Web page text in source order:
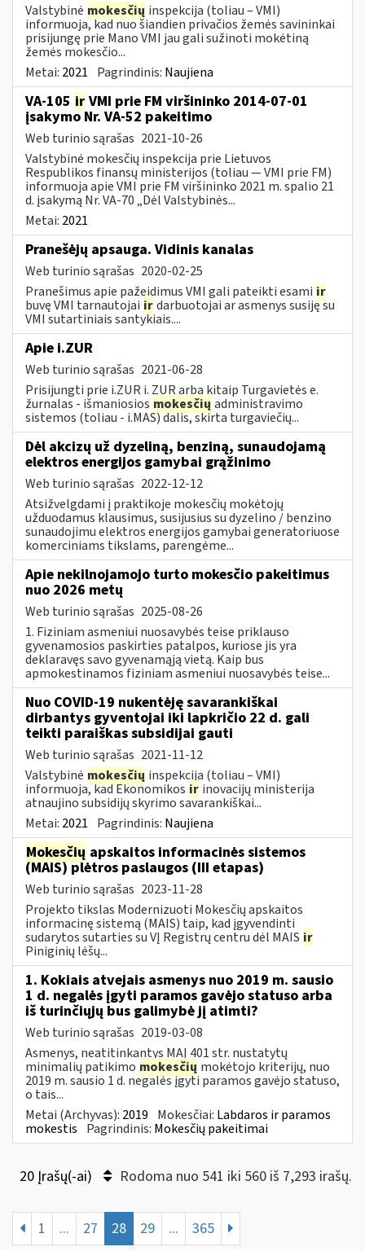
Valstybinė mokesčių inspekcija (toliau – VMI)
informuoja, kad nuo šiandien privačios žemės savininkai
prisijungę prie Mano VMI jau gali sužinoti mokėtiną
žemės mokesčio...
Metai: 2021 Pagrindinis: Naujiena
VA-105 ir VMI prie FM viršininko 2014-07-01
įsakymo Nr. VA-52 pakeitimo
Web turinio sąrašas 2021-10-26
Valstybinė mokesčių inspekcija prie Lietuvos
Respublikos finansų ministerijos (toliau ― VMI prie FM)
informuoja apie VMI prie FM viršininko 2021 m. spalio 21
d. įsakymą Nr. VA-70 „Dėl Valstybinės...
Metai: 2021
Pranešėjų apsauga. Vidinis kanalas
Web turinio sąrašas 2020-02-25
Pranešimus apie pažeidimus VMI gali pateikti esami ir
buvę VMI tarnautojai irdarbuotojai ar asmenys susiję su
VMI sutartiniais santykiais....
Apie i.ZUR
Web turinio sąrašas 2021-06-28
Prisijungti prie i.ZUR i. ZUR arba kitaip Turgavietės e.
žurnalas - išmaniosios mokesčių administravimo
sistemos (toliau - i.MAS) dalis, skirta turgaviečių...
Dėl akcizų už dyzeliną, benziną, sunaudojamą
elektros energijos gamybai grąžinimo
Web turinio sąrašas 2022-12-12
Atsižvelgdami į praktikoje mokesčių mokėtojų
užduodamus klausimus, susijusius su dyzelino / benzino
sunaudojimu elektros energijos gamybai generatoriuose
komerciniams tikslams, parengėme...
Apie nekilnojamojo turto mokesčio pakeitimus
nuo 2026 metų
Web turinio sąrašas 2025-08-26
1. Fiziniam asmeniui nuosavybės teise priklauso
gyvenamosios paskirties patalpos, kuriose jis yra
deklaravęs savo gyvenamąją vietą. Kaip bus
apmokestinamos fiziniam asmeniui nuosavybės teise...
Nuo COVID-19 nukentėję savarankiškai
dirbantys gyventojai iki lapkričio 22 d. gali
teikti paraiškas subsidijai gauti
Web turinio sąrašas 2021-11-12
Valstybinė mokesčių inspekcija (toliau – VMI)
informuoja, kad Ekonomikos ir inovacijų ministerija
atnaujino subsidijų skyrimo savarankiškai...
Metai: 2021 Pagrindinis: Naujiena
Mokesčių apskaitos informacinės sistemos
(MAIS) plėtros paslaugos (III etapas)
Web turinio sąrašas 2023-11-28
Projekto tikslas Modernizuoti Mokesčių apskaitos
informacinę sistemą (MAIS) taip, kad įgyvendinti
sudarytos sutarties su VĮ Registrų centru dėl MAIS ir
Piniginių lėšų...
1. Kokiais atvejais asmenys nuo 2019 m. sausio
1 d. negalės įgyti paramos gavėjo statuso arba
iš turinčiųjų bus galimybė jį atimti?
Web turinio sąrašas 2019-03-08
Asmenys, neatitinkantys MAĮ 401 str. nustatytų
minimalių patikimo mokesčių mokėtojo kriterijų, nuo
2019 m. sausio 1 d. negalės įgyti paramos gavėjo statuso,
o tais...
Metai (Archyvas): 2019 Mokesčiai: Labdaros ir paramos
mokestis Pagrindinis: Mokesčių pakeitimai
20 Įrašų(-ai) Rodoma nuo 541 iki 560 iš 7,293 irašų.
1 ... 27 28 29 ... 365